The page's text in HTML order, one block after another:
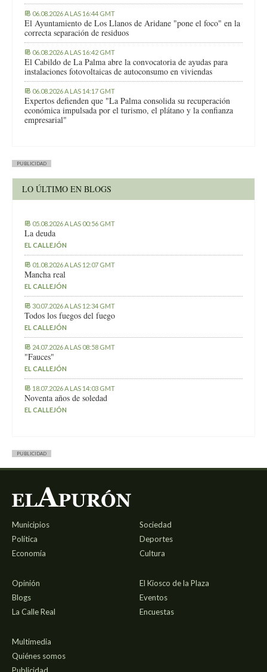
06.08.2026 A LAS 16:44 GMT
El Ayuntamiento de Los Llanos de Aridane "pone el foco" en la
correcta separación de residuos
06.08.2026 A LAS 16:42 GMT
El Cabildo de La Palma abre la convocatoria de ayudas para
instalaciones fotovoltaicas de autoconsumo en viviendas
06.08.2026 A LAS 14:17 GMT
Expertos defienden que "La Palma consolida su recuperación
económica impulsada por el turismo, el plátano y la confianza
empresarial"
PUBLICIDAD
LO ÚLTIMO EN BLOGS
05.08.2026 A LAS 00:56 GMT
La deuda
EL CALLEJÓN
01.08.2026 A LAS 12:07 GMT
Mancha real
EL CALLEJÓN
30.07.2026 A LAS 12:34 GMT
Todos los fuegos del fuego
EL CALLEJÓN
24.07.2026 A LAS 08:58 GMT
"Fauces"
EL CALLEJÓN
18.07.2026 A LAS 14:03 GMT
Noventa años de soledad
EL CALLEJÓN
PUBLICIDAD
Municipios
Política
Economía
Sociedad
Deportes
Cultura
Opinión
Blogs
La Calle Real
El Kiosco de la Plaza
Eventos
Encuestas
Multimedia
Quiénes somos